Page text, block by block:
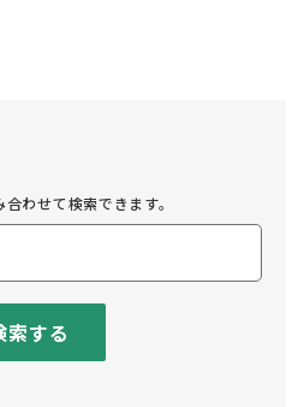
わせて検索できます。
索する